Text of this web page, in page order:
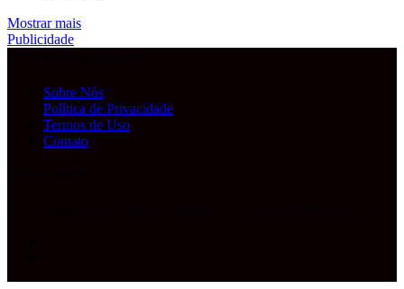
Mostrar mais
Publicidade
Sobre Nós
Política de Privacidade
Termos de Uso
Contato